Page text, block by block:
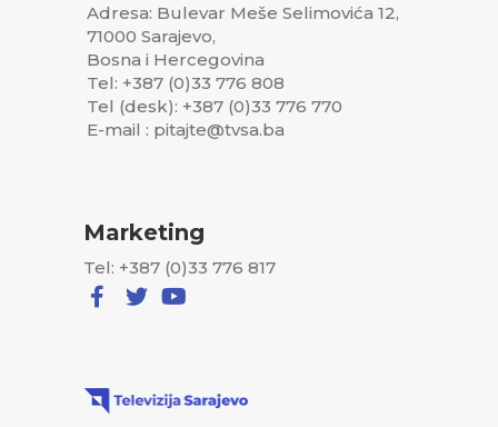
Adresa: Bulevar Meše Selimovića 12,
71000 Sarajevo,
Bosna i Hercegovina
Tel: +387 (0)33 776 808
Tel (desk): +387 (0)33 776 770
E-mail : pitajte@tvsa.ba
Marketing
Tel: +387 (0)33 776 817